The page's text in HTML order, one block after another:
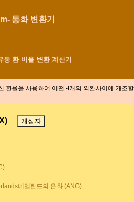
통화 변환기
환 비율 변환 계산기
환율을 사용하여 어떤 -f개의 외환사이에 개조할
네델란드의 은화 (ANG)